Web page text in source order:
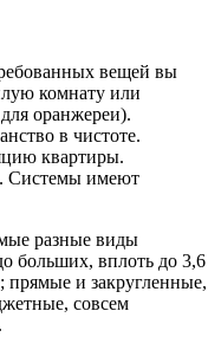
вещей вы
комнату или
оранжереи).
в чистоте.
квартиры.
Системы имеют
разные виды
больших, вплоть до 3,6
прямые и закругленные,
совсем